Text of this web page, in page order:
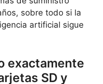
sobre todo si la
artificial sigue
exactamente
SD y